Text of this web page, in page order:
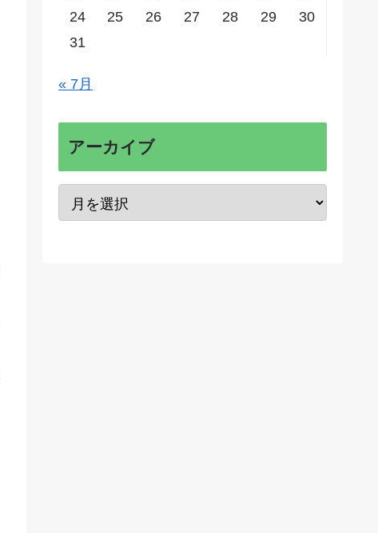
24
25 26 27 28 29
30
31
« 7月
アーカイブ